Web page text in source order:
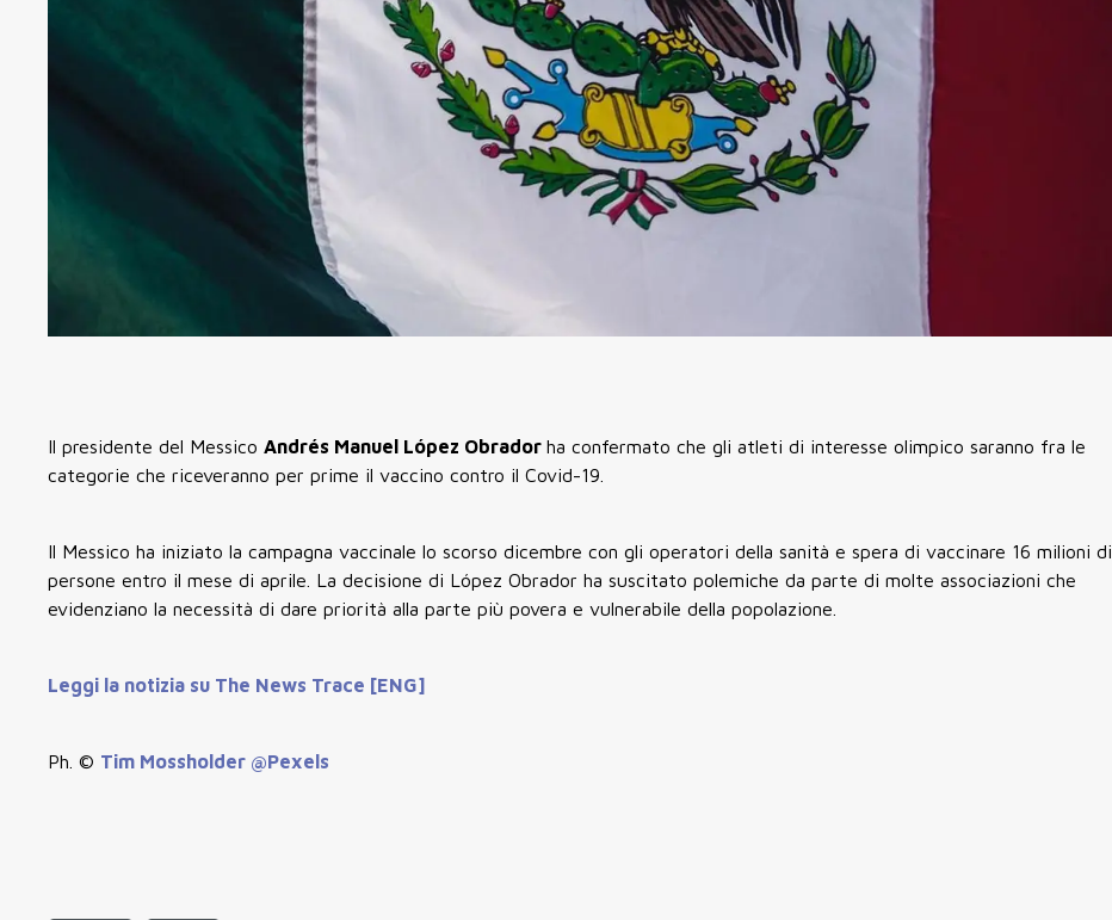
Il presidente del Messico Andrés Manuel López Obrador ha confermato che gli atleti di interesse olimpico saranno fra le
categorie che riceveranno per prime il vaccino contro il Covid-19.
Il Messico ha iniziato la campagna vaccinale lo scorso dicembre con gli operatori della sanità e spera di vaccinare 16 milioni di
persone entro il mese di aprile. La decisione di López Obrador ha suscitato polemiche da parte di molte associazioni che
evidenziano la necessità di dare priorità alla parte più povera e vulnerabile della popolazione.
Leggi la notizia su The News Trace [ENG]
Ph. © Tim Mossholder @Pexels